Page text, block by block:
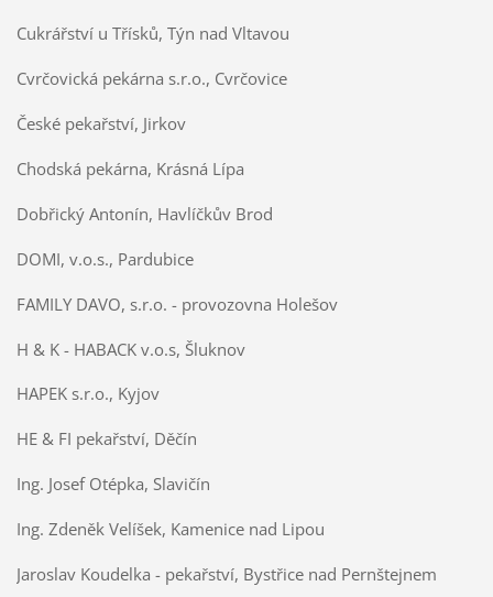
Cukrářství u Třísků, Týn nad Vltavou
Cvrčovická pekárna s.r.o., Cvrčovice
České pekařství, Jirkov
Chodská pekárna, Krásná Lípa
Dobřický Antonín, Havlíčkův Brod
DOMI, v.o.s., Pardubice
FAMILY DAVO, s.r.o. - provozovna Holešov
H & K - HABACK v.o.s, Šluknov
HAPEK s.r.o., Kyjov
HE & FI pekařství, Děčín
Ing. Josef Otépka, Slavičín
Ing. Zdeněk Velíšek, Kamenice nad Lipou
Jaroslav Koudelka - pekařství, Bystřice nad Pernštejnem